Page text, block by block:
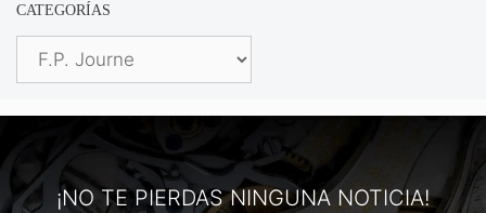
CATEGORÍAS
Categorías
¡NO TE PIERDAS NINGUNA NOTICIA!